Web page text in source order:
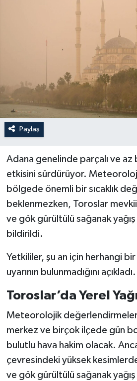
Paylaş
Adana genelinde parçalı ve az
etkisini sürdürüyor.
bölgede önemli bir sıcaklık
beklenmezken, Toroslar
ve gök gürültülü sağanak
bildirildi.
Yetkililer, şu an için herhangi
uyarının bulunmadığını açıkladı.
Toroslar’da Yerel
Meteorolojik
merkez ve birçok ilçede gün
bulutlu hava hakim olacak.
çevresindeki yüksek kesimlerde
ve gök gürültülü sağanak